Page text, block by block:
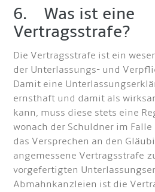
6. Was ist eine
Vertragsstrafe?
Die Vertragsstrafe ist ein
der Unterlassungs- und
Damit eine
ernsthaft und damit als
kann, muss diese stets eine
wonach der Schuldner im
das Versprechen an den
angemessene Vertragsstrafe
vorgefertigten
Abmahnkanzleien ist die